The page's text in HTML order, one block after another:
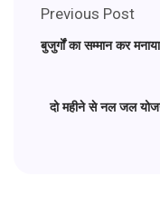
Previous Post
बुजुर्गों का सम्मान कर
दो महीने से नल जल